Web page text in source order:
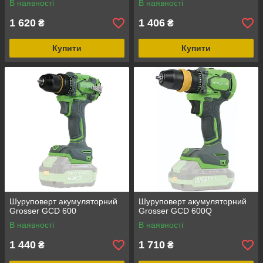
В наявності
1 620 ₴
Купити
В наявності
1 406 ₴
Купити
Шуруповерт акумуляторний
Grosser GCD 600
В наявності
1 440 ₴
Шуруповерт акумуляторний
Grosser GCD 600Q
В наявності
1 710 ₴